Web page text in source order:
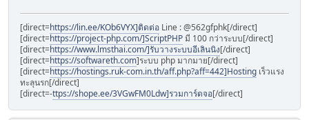
[direct=https://lin.ee/KOb6VYX]ติดต่อ Line : @562gfphk[/direct]
[direct=https://project-php.com/]ScriptPHPมี 100 กว่าระบบ[/direct]
[direct=https://www.lmsthai.com/]รับวางระบบอีเลินนิง[/direct]
[direct=https://softwareth.com]ระบบ php มากมาย[/direct]
[direct=https://hostings.ruk-com.in.th/aff.php?aff=442]Hosting เร็วแรง
ทะลุนรก[/direct]
[direct=-ttps://shope.ee/3VGwFM0Ldw]รวมการ์ดจอ[/direct]